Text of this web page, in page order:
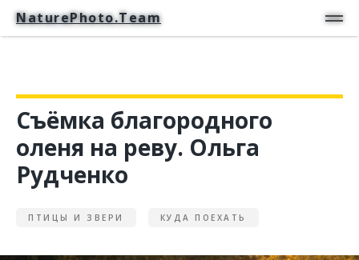
NaturePhoto.Team
NaturePhoto.Team
Съёмка благородного
оленя на реву. Ольга
Рудченко
ПТИЦЫ И ЗВЕРИ КУДА ПОЕХАТЬ